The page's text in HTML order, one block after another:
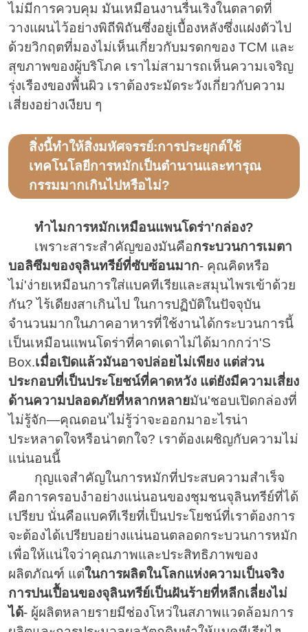
ไม่มีการควบคุม มันเหมือนงานรื่นเริงในตลาดที่
วางแผนไว้อย่างพิถีพิถันซึ่งอยู่เบื้องหลังซึ่งแฝงตัวไป
ด้วยวิกฤตที่มองไม่เห็นเกี่ยวกับมรดกของ TCM และ
สุขภาพของผู้บริโภค เราไม่สามารถเห็นความเจริญ
รุ่งเรืองของพื้นผิว เราต้องระมัดระวังเกี่ยวกับความ
เสี่ยงอย่างเงียบ ๆ
สิ่งนี้ทำให้สิ่งมหัศจรรย์:การประยุกต์ใช้
เทคโนโลยีการหมักเป็นตำนานและทารุณ
กรรมมากเกินไปหรือไม่?
ทำไมการหมักเหมือนแพนโดร่า'กล่อง?
เพราะสาระสำคัญของมันคือกระบวนการเมตา
บอลิซึมของจุลินทรีย์ที่ซับซ้อนมาก- คุณคิดหรือ
ไม่'ง่ายเหมือนการใส่แบคทีเรียและสมุนไพรเข้าด้วย
กัน? ไร้เดียงสาเกินไป ในการปฏิบัติในปัจจุบัน
จำนวนมากในภาคอาหารที่ใช้งานได้กระบวนการนี้
เป็นเหมือนแพนโดร่าที่คาดเดาไม่ได้มากกว่า'S
Box.เมื่อเปิดแล้วมันอาจปล่อยไม่เพียง แต่ส่วน
ประกอบที่เป็นประโยชน์ที่คาดหวัง แต่ยังมีความเสี่ยง
ด้านความปลอดภัยที่หลากหลายมัน'ชอบเปิดกล่องที่
ไม่รู้จัก—คุณดอน'ไม่รู้ว่าจะออกมาอะไรน่า
ประหลาดใจหรือน่าตกใจ? เราต้องเผชิญกับความไม่
แน่นอนนี้
กุญแจสำคัญในการหมักที่ประสบความสำเร็จ
คือการครอบงำอย่างแน่นอนของชุมชนจุลินทรีย์ที่ได้
เปรียบ นั่นคือแบคทีเรียที่เป็นประโยชน์ที่เราต้องการ
จะต้องได้เปรียบอย่างแน่นอนตลอดกระบวนการหมัก
เพื่อให้แน่ใจว่าคุณภาพและประสิทธิภาพของ
ผลิตภัณฑ์ แต่ในการผลิตในโลกแห่งความเป็นจริง
การปนเปื้อนของจุลินทรีย์เป็นฝันร้ายที่หลีกเลี่ยงไม่
ได้- ผู้ผลิตหลายรายมีช่องโหว่ในสภาพแวดล้อมการ